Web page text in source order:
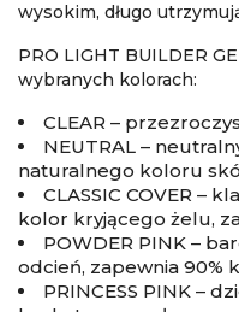
wysokim, długo
PRO LIGHT BUILDER
wybranych kolorach:
CLEAR –
NEUTRAL –
naturalnego koloru
CLASSIC COVER –
kolor kryjącego żelu,
POWDER PINK –
odcień, zapewnia 90%
PRINCESS PINK –